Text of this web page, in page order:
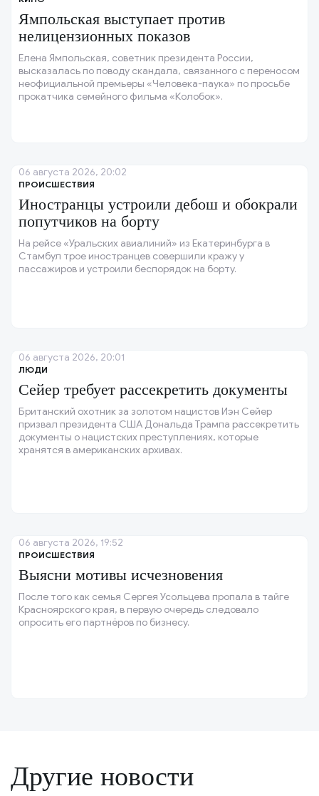
Ямпольская выступает против
нелицензионных показов
Елена Ямпольская, советник президента России,
высказалась по поводу скандала, связанного с переносом
неофициальной премьеры «Человека-паука» по просьбе
прокатчика семейного фильма «Колобок».
ПРОИСШЕСТВИЯ
Иностранцы устроили дебош и обокрали
попутчиков на борту
На рейсе «Уральских авиалиний» из Екатеринбурга в
Стамбул трое иностранцев совершили кражу у
пассажиров и устроили беспорядок на борту.
06 августа 2026, 20:02
ЛЮДИ
Сейер требует рассекретить документы
Британский охотник за золотом нацистов Иэн Сейер
призвал президента США Дональда Трампа рассекретить
документы о нацистских преступлениях, которые
хранятся в американских архивах.
06 августа 2026, 20:01
ПРОИСШЕСТВИЯ
Выясни мотивы исчезновения
После того как семья Сергея Усольцева пропала в тайге
Красноярского края, в первую очередь следовало
опросить его партнёров по бизнесу.
06 августа 2026, 19:52
Другие новости